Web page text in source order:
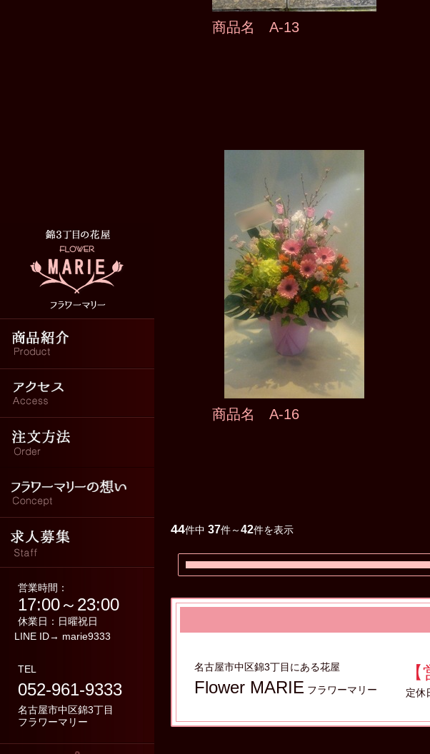
求人募集
営業時間：
17:00～23:00
休業日：日曜祝日
LINE ID→ marie9333
TEL
052-961-9333
名古屋市中区錦3丁目
フラワーマリー
商品名 A-13
商品名 A-16
44件中 37件～42件を表示
名古屋市中区錦3丁目にある花屋
Flower MARIE フラワーマリー 定休